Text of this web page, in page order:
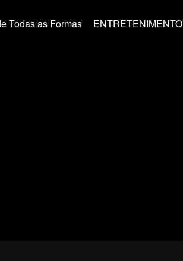
Todas as Formas ENTRETENIMENTO